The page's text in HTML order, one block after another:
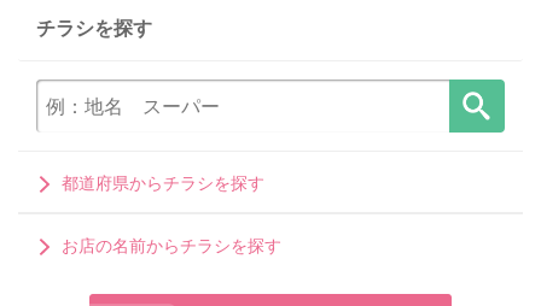
チラシを探す
都道府県からチラシを探す
お店の名前からチラシを探す